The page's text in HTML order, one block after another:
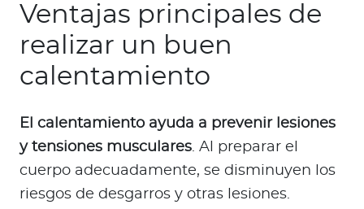
Ventajas principales de
realizar un buen
calentamiento
El calentamiento ayuda a prevenir lesiones
y tensiones musculares. Al preparar el
cuerpo adecuadamente, se disminuyen los
riesgos de desgarros y otras lesiones.